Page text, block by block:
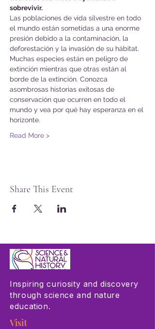
sobrevivir.
Las poblaciones de vida silvestre en todo
el mundo están sometidas a una enorme
presión debido a la contaminación, la
deforestación y la invasión de su hábitat.
Muchas especies están en peligro de
extinción mientras que otras están al
borde de la extinción. Conozca
asombrosas historias exitosas de
conservación que ocurren en todo el
mundo y vea por qué hay esperanza en el
horizonte.
Read More >
Share This Event
Inspiring curiosity and discovery
through science and nature
education.
Visit